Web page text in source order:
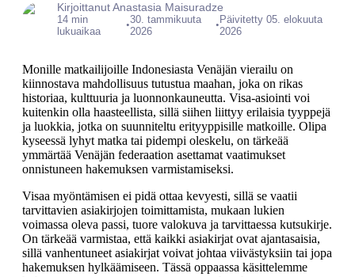
Kirjoittanut Anastasia Maisuradze
14 min
lukuaikaa
•30. tammikuuta
2026
• Päivitetty 05. elokuuta
2026
Monille matkailijoille Indonesiasta Venäjän vierailu on
kiinnostava mahdollisuus tutustua maahan, joka on rikas
historiaa, kulttuuria ja luonnonkauneutta. Visa-asiointi voi
kuitenkin olla haasteellista, sillä siihen liittyy erilaisia tyyppejä
ja luokkia, jotka on suunniteltu erityyppisille matkoille. Olipa
kyseessä lyhyt matka tai pidempi oleskelu, on tärkeää
ymmärtää Venäjän federaation asettamat vaatimukset
onnistuneen hakemuksen varmistamiseksi.
Visaa myöntämisen ei pidä ottaa kevyesti, sillä se vaatii
tarvittavien asiakirjojen toimittamista, mukaan lukien
voimassa oleva passi, tuore valokuva ja tarvittaessa kutsukirje.
On tärkeää varmistaa, että kaikki asiakirjat ovat ajantasaisia,
sillä vanhentuneet asiakirjat voivat johtaa viivästyksiin tai jopa
hakemuksen hylkäämiseen. Tässä oppaassa käsittelemme